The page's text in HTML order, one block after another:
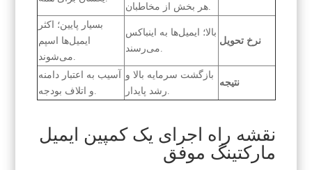
هر بخش از مخاطبان.
بسیار پایین؛ اکثر
ایمیل‌ها اسپم
بالا؛ ایمیل‌ها به اینباکس
نرخ تحویل
آسیب به اعتبار دامنه بازگشت سرمایه بالا و
نتیجه
نقشه راه اجرای یک کمپین ایمیل
مارکتینگ موفق